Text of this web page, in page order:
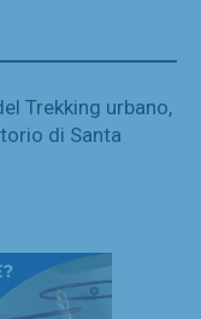
Trekking urbano,
di Santa